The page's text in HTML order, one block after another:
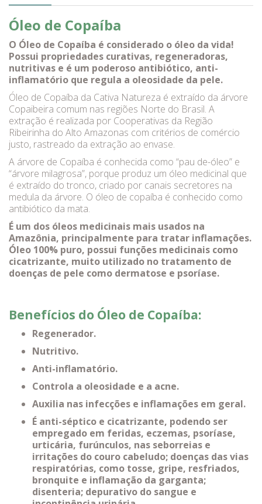
Óleo de Copaíba
O Óleo de Copaíba é considerado o óleo da vida!
Possui propriedades curativas, regeneradoras,
nutritivas e é um poderoso antibiótico, anti-
inflamatório que regula a oleosidade da pele.
Óleo de Copaíba da Cativa Natureza é extraído da árvore
Copaibeira comum nas regiões Norte do Brasil. A
extração é realizada por Cooperativas da Região
Ribeirinha do Alto Amazonas com critérios de comércio
justo, rastreado da extração ao envase.
A árvore de Copaíba é conhecida como “pau de-óleo” e
“árvore milagrosa”, porque produz um óleo medicinal que
é extraído do tronco, criado por canais secretores na
medula da árvore. O óleo de copaíba é conhecido como
antibiótico da mata.
É um dos óleos medicinais mais usados na
Amazônia, principalmente para tratar inflamações.
Óleo 100% puro, possui funções medicinais como
cicatrizante, muito utilizado no tratamento de
doenças de pele como dermatose e psoríase.
Benefícios do Óleo de Copaíba:
Regenerador.
Nutritivo.
Anti-inflamatório.
Controla a oleosidade e a acne.
Auxilia nas infecções e inflamações em geral.
É anti-séptico e cicatrizante, podendo ser
empregado em feridas, eczemas, psoríase,
urticária, furúnculos, nas seborreias e
irritações do couro cabeludo; doenças das vias
respiratórias, como tosse, gripe, resfriados,
bronquite e inflamação da garganta;
disenteria; depurativo do sangue e